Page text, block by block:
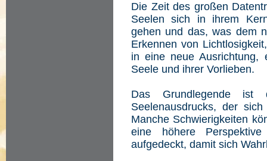
Die Zeit des großen
Seelen sich in ihrem
gehen und das, was dem
Erkennen von
in eine neue Ausrichtung,
Seele und ihrer Vorlieben.
Das Grundlegende ist
Seelenausdrucks, der
Manche Schwierigkeiten
eine höhere
aufgedeckt, damit sich